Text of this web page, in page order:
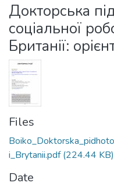
Statistics
Докторська
соціальної
Британії:
Files
i_Brytanii.pdf(224.44 KB)
Date